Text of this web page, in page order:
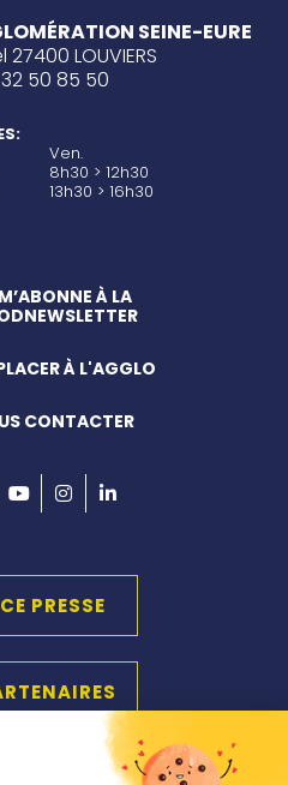
SEINE-EURE
LOUVIERS
50 85 50
Ven.
8h30 > 12h30
13h30 > 16h30
À LA
À L'AGGLO
CONTACTER
PRESSE